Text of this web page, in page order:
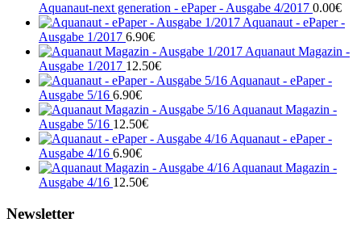
Aquanaut-next generation - ePaper - Ausgabe 4/2017 0.00€
Aquanaut - ePaper -
Ausgabe 1/2017 6.90€
Aquanaut Magazin -
Ausgabe 1/2017 12.50€
Aquanaut - ePaper -
Ausgabe 5/16 6.90€
Aquanaut Magazin -
Ausgabe 5/16 12.50€
Aquanaut - ePaper -
Ausgabe 4/16 6.90€
Aquanaut Magazin -
Ausgabe 4/16 12.50€
Newsletter